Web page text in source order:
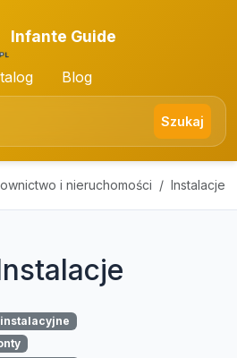
Infante Guide
Blog
Szukaj
i nieruchomości Instalacje